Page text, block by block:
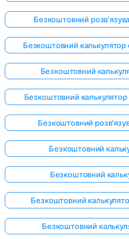
Безкоштовний
Безкоштовний калькулятор
Безкоштовний
Безкоштовний калькулятор
Безкоштовний
Безкоштовний
Безкоштовний
Безкоштовний
Безкоштовний